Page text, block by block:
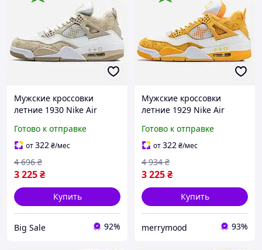
Мужские кроссовки
летние 1930 Nike Air
лето
Готово к отправке
от322₴/мес
3 225₴
4 696 ₴
Купить
Big Sale 92%
Мужские кроссовки
летние 1929 Nike Air
лето
Готово к отправке
от322₴/мес
3 225₴
4 934 ₴
Купить
merrymood 93%